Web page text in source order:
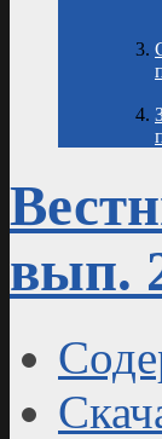
вып.